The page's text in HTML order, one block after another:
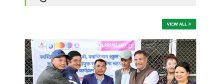
VIEW ALL